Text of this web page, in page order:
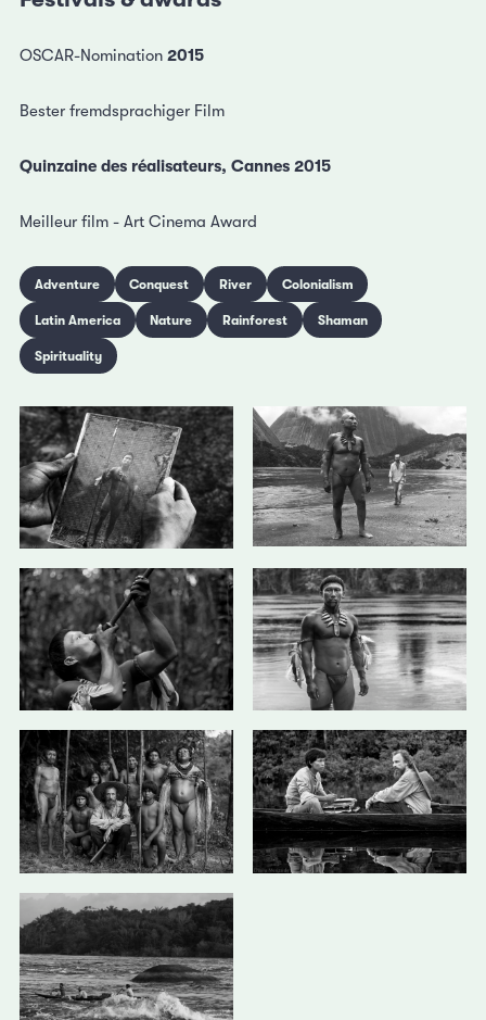
OSCAR-Nomination 2015
Bester fremdsprachiger Film
Quinzaine des réalisateurs, Cannes 2015
Meilleur film - Art Cinema Award
Adventure Conquest River Colonialism
Latin America Nature Rainforest Shaman
Spirituality